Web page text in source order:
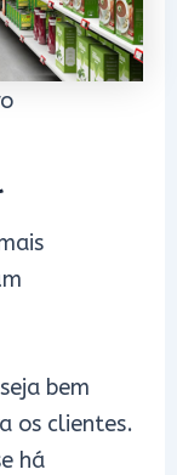
bem
os clientes.
há